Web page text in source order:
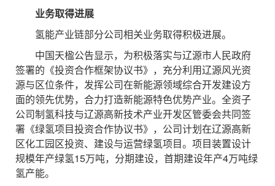
业务取得进展
氢能产业链部分公司相关业务取得积极进展。
中国天楹公告显示，为积极落实与辽源市人民政府
签署的《投资合作框架协议书》，充分利用辽源风光资
源与区位条件，发挥公司在新能源领域综合开发建设方
面的领先优势，合力打造新能源特色优势产业。全资子
公司制氢科技与辽源高新技术产业开发区管委会共同签
署《绿氢项目投资合作协议书》，公司计划在辽源高新
区化工园区投资、建设与运营绿氢项目。项目装置设计
规模年产绿氢15万吨，分期建设，首期建设年产4万吨绿
氢产能。